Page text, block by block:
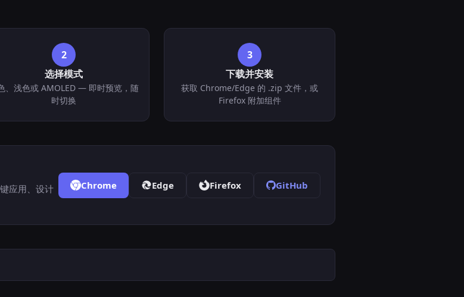
2
选择模式
、浅色或 AMOLED — 即时预览，随
时切换
3
下载并安装
获取 Chrome/Edge 的 .zip 文件，或
Firefox 附加组件
应用、设计
Chrome Edge Firefox GitHub